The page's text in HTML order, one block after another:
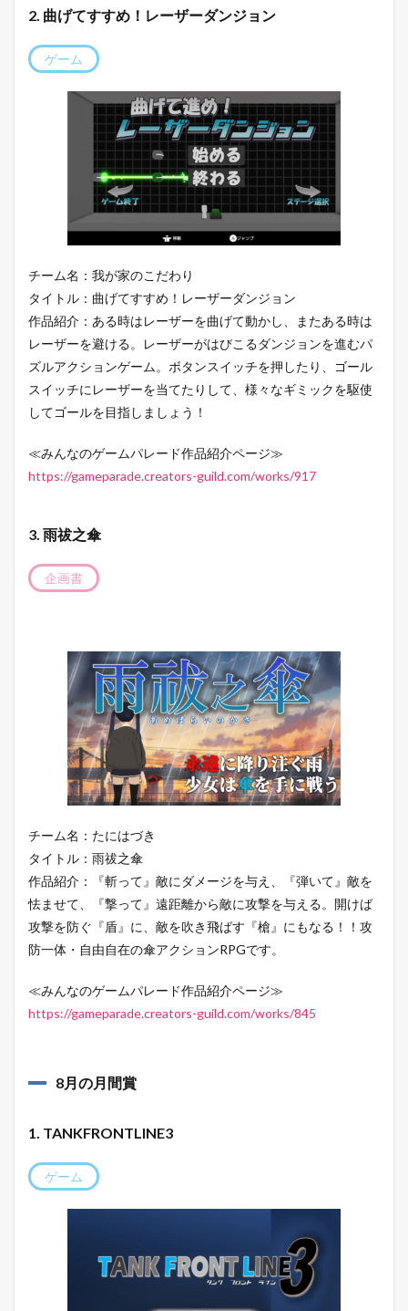
2. 曲げてすすめ！レーザーダンジョン
ゲーム
チーム名：我が家のこだわり
タイトル：曲げてすすめ！レーザーダンジョン
作品紹介：ある時はレーザーを曲げて動かし、またある時は
レーザーを避ける。レーザーがはびこるダンジョンを進むパ
ズルアクションゲーム。ボタンスイッチを押したり、ゴール
スイッチにレーザーを当てたりして、様々なギミックを駆使
してゴールを目指しましょう！
≪みんなのゲームパレード作品紹介ページ≫
https://gameparade.creators-guild.com/works/917
3. 雨祓之傘
企画書
チーム名：たにはづき
タイトル：雨祓之傘
作品紹介：『斬って』敵にダメージを与え、『弾いて』敵を
怯ませて、『撃って』遠距離から敵に攻撃を与える。開けば
攻撃を防ぐ『盾』に、敵を吹き飛ばす『槍』にもなる！！攻
防一体・自由自在の傘アクションRPGです。
≪みんなのゲームパレード作品紹介ページ≫
https://gameparade.creators-guild.com/works/845
8月の月間賞
1. TANKFRONTLINE3
ゲーム